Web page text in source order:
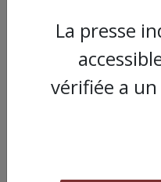
La presse
vérifiée a